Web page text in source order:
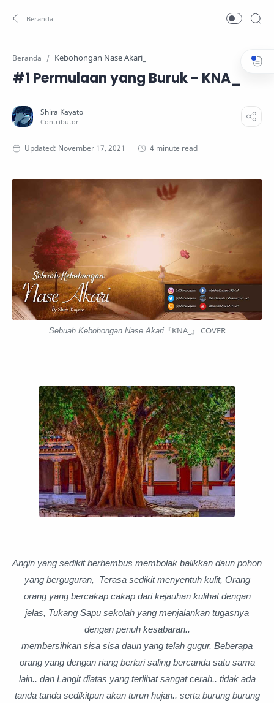
Beranda Kebohongan Nase Akari_
#1 Permulaan yang Buruk - KNA_
4 minute read
Sebuah Kebohongan Nase Akari『KNA_』 COVER
Angin yang sedikit berhembus membolak balikkan daun pohon
yang berguguran, Terasa sedikit menyentuh kulit, Orang
orang yang bercakap cakap dari kejauhan kulihat dengan
jelas, Tukang Sapu sekolah yang menjalankan tugasnya
dengan penuh kesabaran..
membersihkan sisa sisa daun yang telah gugur, Beberapa
orang yang dengan riang berlari saling bercanda satu sama
lain.. dan Langit diatas yang terlihat sangat cerah.. tidak ada
tanda tanda sedikitpun akan turun hujan.. serta burung burung